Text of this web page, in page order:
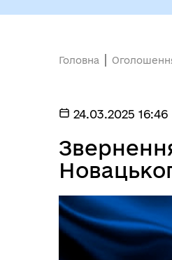
Депутати
Головна
24.03.2025 16:46